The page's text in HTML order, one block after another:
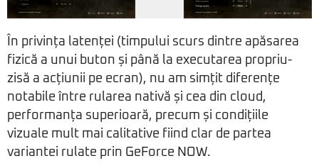
În privința latenței (timpului scurs dintre apăsarea
fizică a unui buton și până la executarea propriu-
zisă a acțiunii pe ecran), nu am simțit diferențe
notabile între rularea nativă și cea din cloud,
performanța superioară, precum și condițiile
vizuale mult mai calitative fiind clar de partea
variantei rulate prin GeForce NOW.